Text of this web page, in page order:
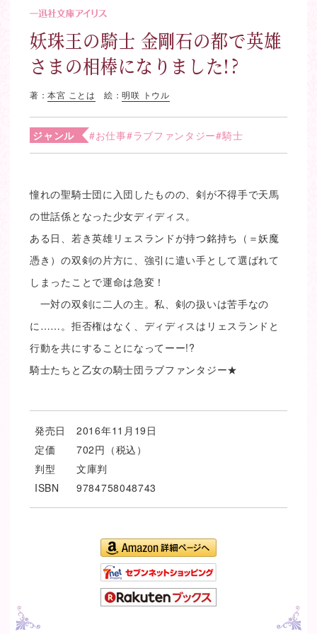
妖珠王の騎士 金剛石の都で英雄
さまの相棒になりました!?
著：本宮 ことは 絵：明咲 トウル
ジャンル #お仕事#ラブファンタジー#騎士
憧れの聖騎士団に入団したものの、剣が不得手で天馬
の世話係となった少女ディディス。
ある日、若き英雄リェスランドが持つ銘持ち（＝妖魔
憑き）の双剣の片方に、強引に遣い手として選ばれて
しまったことで運命は急変！
一対の双剣に二人の主。私、剣の扱いは苦手なの
に……。拒否権はなく、ディディスはリェスランドと
行動を共にすることになってーー!?
騎士たちと乙女の騎士団ラブファンタジー★
発売日
2016年11月19日
定価
702円（税込）
判型
文庫判
ISBN
9784758048743